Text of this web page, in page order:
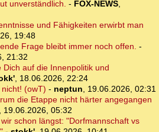
unverständlich. - FOX-NEWS,
und Fähigkeiten erwirbt man
19:48
Frage bleibt immer noch offen. -
21:32
Dich auf die Innenpolitik und
, 18.06.2026, 22:24
(owT) - neptun, 19.06.2026, 02:31
die Etappe nicht härter angegangen
, 19.06.2026, 05:32
schon längst: "Dorfmannschaft vs